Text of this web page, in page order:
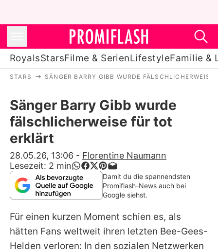
RoyalsStarsFilme & SerienLifestyleFamilie &
Stars
Filme & Serien
Lifestyle
Familie & Liebe
Promiflash Exklusiv
Alle Themen auf Promiflash
Jobs
STARS SÄNGER BARRY GIBB WURDE
Sänger Barry Gibb wurde
fälschlicherweise für tot
erklärt
28.05.26, 13:06 - Florentine Naumann
Lesezeit: 2 min
Damit du die spannendsten
Promiflash-News auch bei
Google siehst.
Für einen kurzen Moment schien es, als
hätten Fans weltweit ihren letzten Bee-Gees-
Helden verloren: In den sozialen Netzwerken